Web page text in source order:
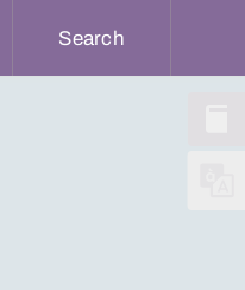
Search